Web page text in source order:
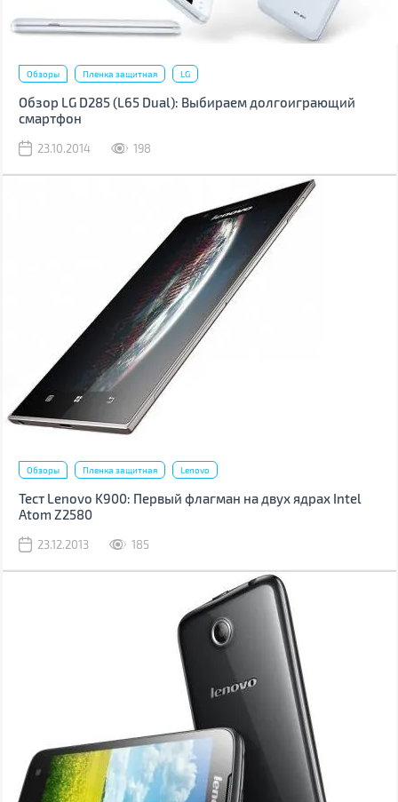
Обзоры Пленка защитная LG
Обзор LG D285 (L65 Dual): Выбираем долгоиграющий
смартфон
23.10.2014 198
Обзоры Пленка защитная Lenovo
Тест Lenovo K900: Первый флагман на двух ядрах Intel
Atom Z2580
23.12.2013 185